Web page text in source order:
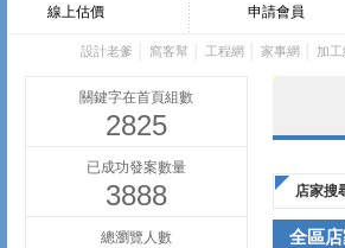
線上估價 申請會員
設計老爹 窩客幫 工程網 家事網 加工
關鍵字在首頁組數
2825
已成功發案數量
3888
總瀏覽人數
店家搜
全區店